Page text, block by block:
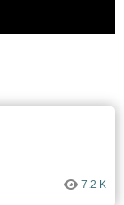
7.2 K